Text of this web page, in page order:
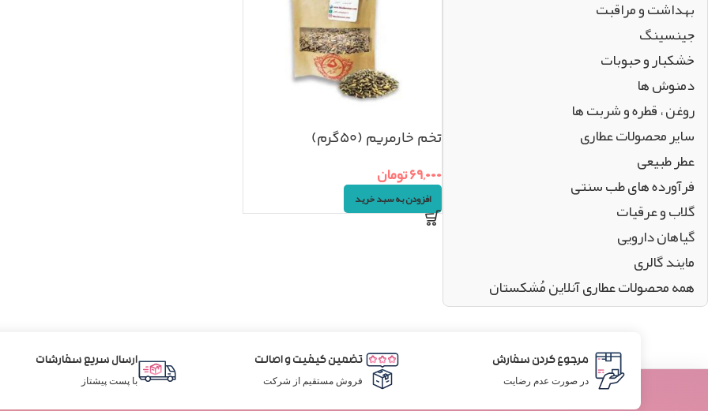
بهداشت و مراقبت
جینسینگ
خشکبار و حبوبات
دمنوش ها
روغن ، قطره و شربت ها
سایر محصولات عطاری
عطر طبیعی
فرآورده های طب سنتی
گلاب و عرقیات
گیاهان دارویی
مایند گالری
همه محصولات عطاری آنلاین مُشکستان
تخم خارمریم (۵۰گرم)
۶۹,۰۰۰تومان
افزودن به سبد خرید
مرجوع کردن سفارش
در صورت عدم رضایت
تضمین کیفیت و اصالت
فروش مستقیم از شرکت
ارسال سریع سفارشات
با پست پیشتاز